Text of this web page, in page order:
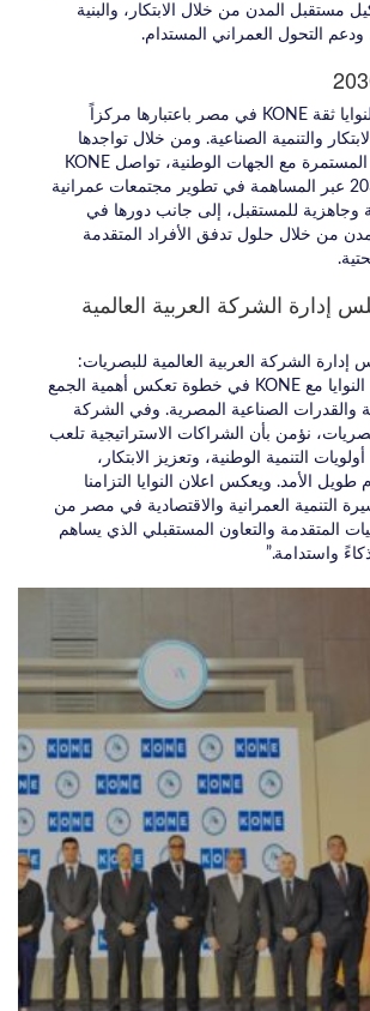
مستقبل المدن من خلال الابتكار، والبنية
ودعم التحول العمراني المستدام.
كما يعكس اعلان النوايا ثقة KONE في مصر باعتبارها مركزاً
والتنمية الصناعية. ومن خلال تواجدها
المحلي وشراكاتها المستمرة مع الجهات الوطنية، تواصل KONE
دعم رؤية مصر 2030 عبر المساهمة في تطوير مجتمعات عمرانية
وجاهزية للمستقبل، إلى جانب دورها في
من خلال حلول تدفق الأفراد المتقدمة
الشركة العربية العالمية
الشركة العربية العالمية للبصريات:
“نفخر بتوقيع اعلان النوايا مع KONE في خطوة تعكس أهمية الجمع
والقدرات الصناعية المصرية. وفي الشركة
نؤمن بأن الشراكات الاستراتيجية تلعب
التنمية الوطنية، وتعزيز الابتكار،
الأمد. ويعكس اعلان النوايا التزامنا
التنمية العمرانية والاقتصادية في مصر من
المتقدمة والتعاون المستقبلي الذي يساهم
واستدامة.”